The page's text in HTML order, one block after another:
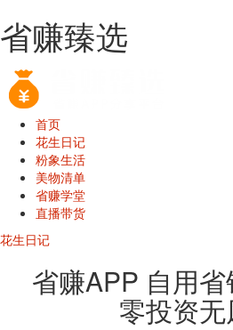
省赚臻选
首页
花生日记
粉象生活
美物清单
省赚学堂
直播带货
花生日记
省赚APP 自用
零投资